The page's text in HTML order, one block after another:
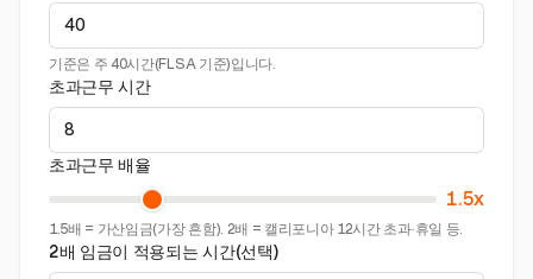
기준은 주 40시간(FLSA 기준)입니다.
초과근무 시간
초과근무 배율
1.5x
1.5배 = 가산임금(가장 흔함). 2배 = 캘리포니아 12시간 초과·휴일 등.
2배 임금이 적용되는 시간(선택)